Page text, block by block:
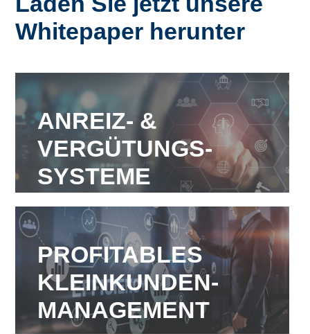
Whitepaper herunter
ANREIZ- &
VERGÜTUNGS-
SYSTEME
PROFITABLES
KLEINKUNDEN-
MANAGEMENT